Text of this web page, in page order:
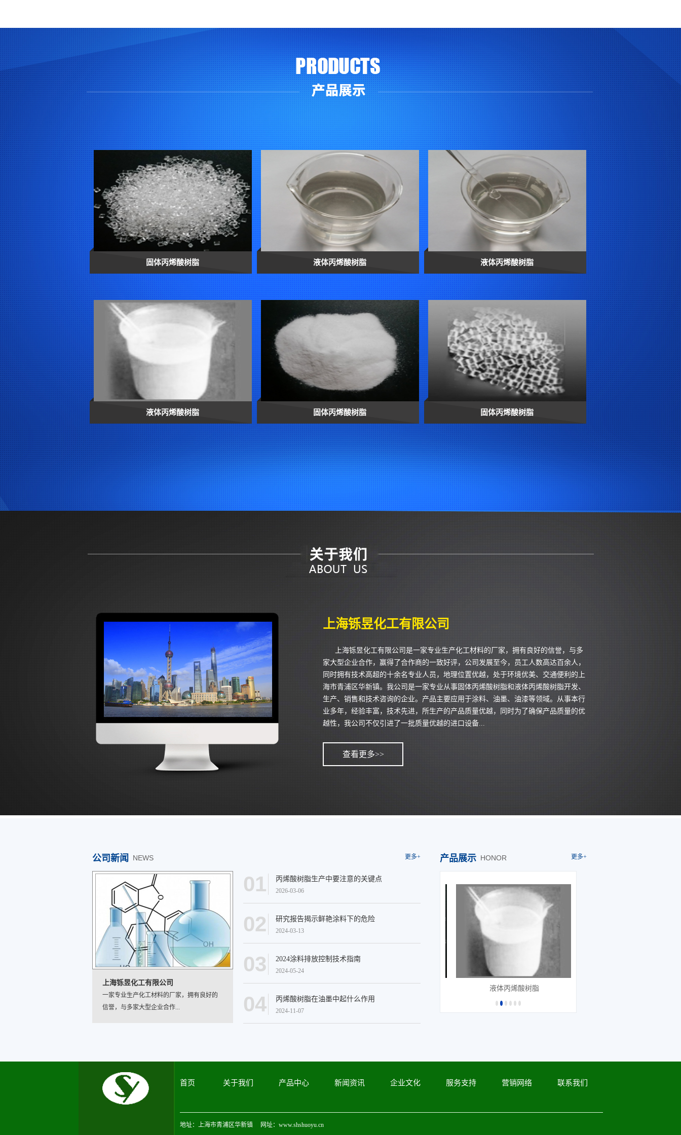
固体丙烯酸树脂 液体丙烯酸树脂 液体丙烯酸树脂
液体丙烯酸树脂 固体丙烯酸树脂 固体丙烯酸树脂
上海铄昱化工有限公司
上海铄昱化工有限公司是一家专业生产化工材料的厂家，拥有良好的信誉，与多
家大型企业合作，赢得了合作商的一致好评，公司发展至今，员工人数高达百余人，
同时拥有技术高超的十余名专业人员，地理位置优越，处于环境优美、交通便利的上
海市青浦区华新镇。我公司是一家专业从事固体丙烯酸树脂和液体丙烯酸树脂开发、
生产、销售和技术咨询的企业。产品主要应用于涂料、油墨、油漆等领域。从事本行
业多年，经验丰富，技术先进，所生产的产品质量优越，同时为了确保产品质量的优
越性，我公司不仅引进了一批质量优越的进口设备...
查看更多>>
公司新闻 NEWS 更多+
上海铄昱化工有限公司
一家专业生产化工材料的厂家，拥有良好的
信誉，与多家大型企业合作...
01 丙烯酸树脂生产中要注意的关键点
2026-03-06
02 研究报告揭示鲜艳涂料下的危险
2024-03-13
03 2024涂料排放控制技术指南
2024-05-24
04 丙烯酸树脂在油墨中起什么作用
2024-11-07
产品展示 HONOR 更多+
固体丙烯酸树脂 液体丙烯酸树脂
首页 关于我们 产品中心 新闻资讯 企业文化 服务支持 营销网络 联系我们
地址：上海市青浦区华新镇 网址：www.shshuoyu.cn